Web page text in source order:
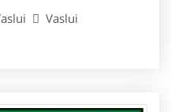
Vaslui